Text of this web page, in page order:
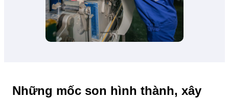
Những mốc son hình thành, xây